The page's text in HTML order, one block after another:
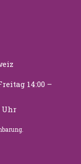
14:00 –
Uhr